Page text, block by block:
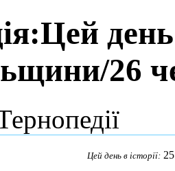
день
26
Цей день в історії: